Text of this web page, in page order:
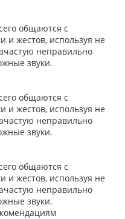
общаются с
жестов, используя не
неправильно
звуки.
общаются с
жестов, используя не
неправильно
звуки.
общаются с
жестов, используя не
неправильно
звуки.